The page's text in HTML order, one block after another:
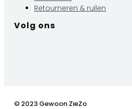
Retourneren & ruilen
Volg ons
© 2023 Gewoon ZieZo